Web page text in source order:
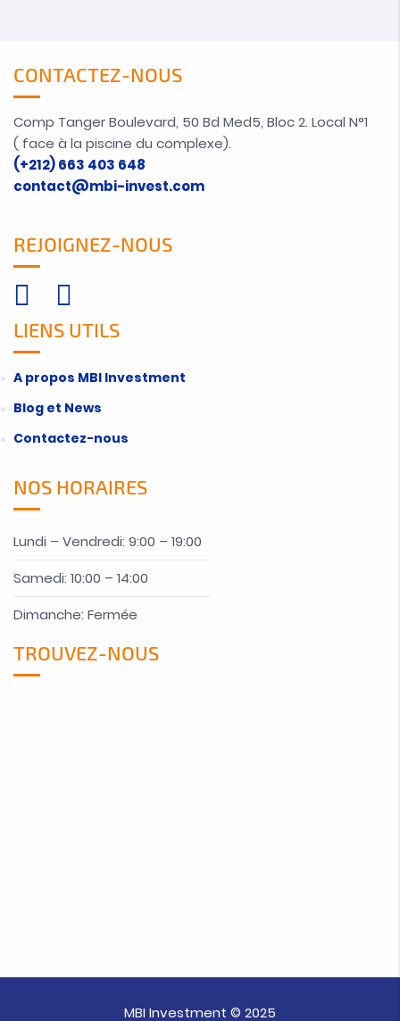
CONTACTEZ-NOUS
Comp Tanger Boulevard, 50 Bd Med5, Bloc 2. Local N°1
( face à la piscine du complexe).
(+212) 663 403 648
contact@mbi-invest.com
REJOIGNEZ-NOUS
LIENS UTILS
A propos MBI Investment
Blog et News
Contactez-nous
NOS HORAIRES
Lundi – Vendredi: 9:00 – 19:00
Samedi: 10:00 – 14:00
Dimanche: Fermée
TROUVEZ-NOUS
MBI Investment © 2025